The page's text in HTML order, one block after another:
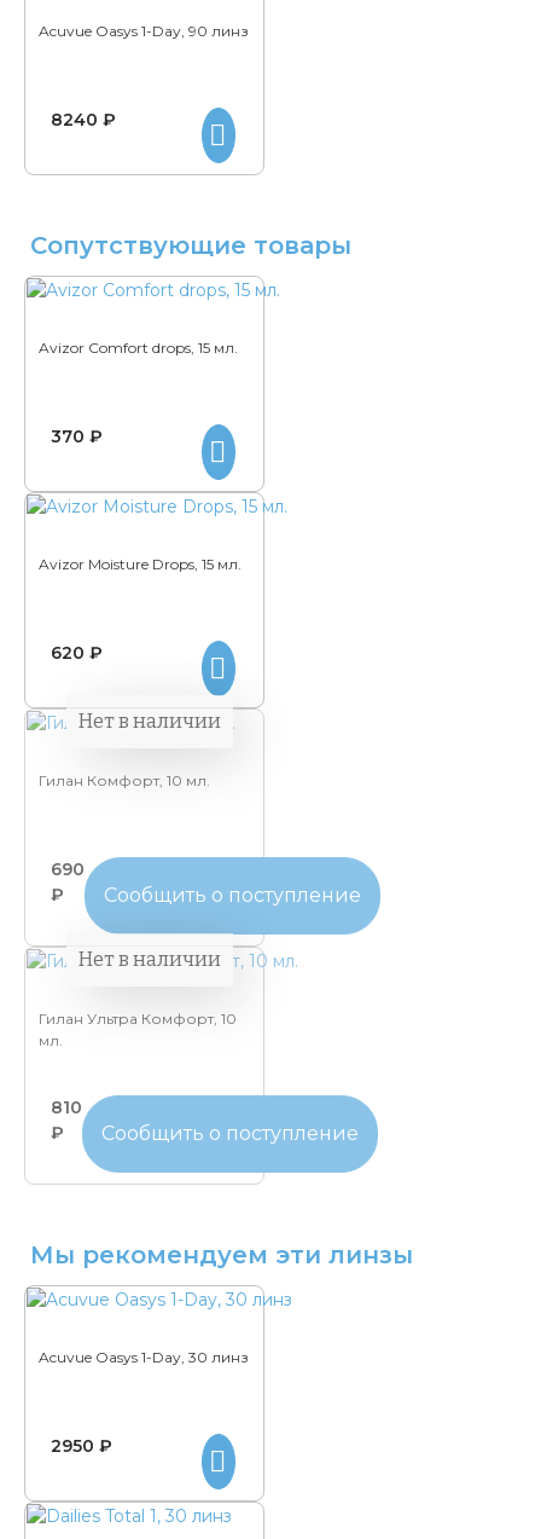
Acuvue Oasys 1-Day, 90 линз
8240 ₽
Сопутствующие товары
Avizor Comfort drops, 15 мл.
370 ₽
Avizor Moisture Drops, 15 мл.
620 ₽
Нет в наличии
Гилан Комфорт, 10 мл.
690
₽
Сообщить о поступление
Нет в наличии
Гилан Ультра Комфорт, 10
мл.
810
₽
Сообщить о поступление
Мы рекомендуем эти линзы
Acuvue Oasys 1-Day, 30 линз
2950 ₽